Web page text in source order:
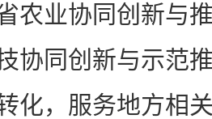
农业协同创新与
协同创新与示范
化，服务地方相